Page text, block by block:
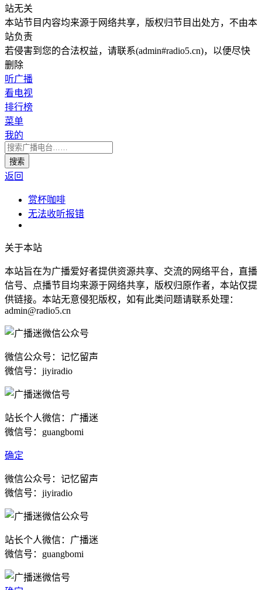
站无关
本站节目内容均来源于网络共享，版权归节目出处方，不由本
站负责
若侵害到您的合法权益，请联系(admin#radio5.cn)，以便尽快
删除
听广播
看电视
排行榜
菜单
我的
返回
赏杯咖啡
无法收听报错
关于本站
本站旨在为广播爱好者提供资源共享、交流的网络平台，直播
信号、点播节目均来源于网络共享，版权归原作者，本站仅提
供链接。本站无意侵犯版权，如有此类问题请联系处理：
admin@radio5.cn
微信公众号：记忆留声
微信号：jiyiradio
站长个人微信：广播迷
微信号：guangbomi
确定
微信公众号：记忆留声
微信号：jiyiradio
站长个人微信：广播迷
微信号：guangbomi